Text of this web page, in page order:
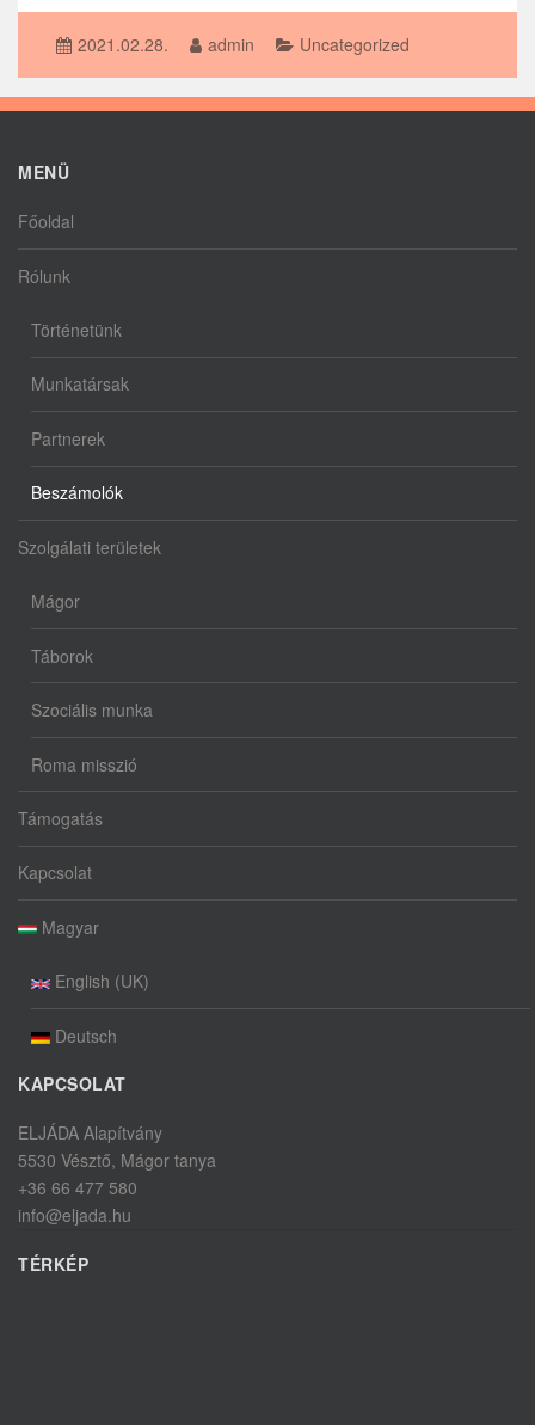
2021.02.28. admin Uncategorized
MENÜ
Főoldal
Rólunk
Történetünk
Munkatársak
Partnerek
Beszámolók
Szolgálati területek
Mágor
Táborok
Szociális munka
Roma misszió
Támogatás
Kapcsolat
Magyar
English (UK)
Deutsch
KAPCSOLAT
ELJÁDA Alapítvány
5530 Vésztő, Mágor tanya
+36 66 477 580
info@eljada.hu
TÉRKÉP